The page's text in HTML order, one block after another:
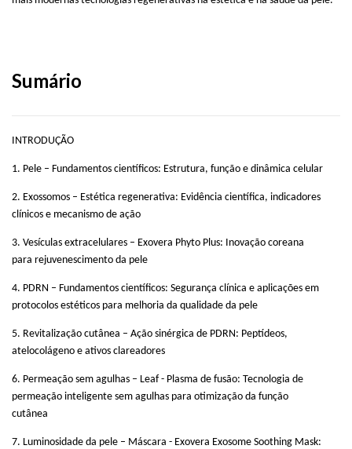
Sumário
INTRODUÇÃO
1. Pele – Fundamentos científicos: Estrutura, função e dinâmica celular
2. Exossomos – Estética regenerativa: Evidência científica, indicadores
clínicos e mecanismo de ação
3. Vesículas extracelulares – Exovera Phyto Plus: Inovação coreana
para rejuvenescimento da pele
4. PDRN – Fundamentos científicos: Segurança clínica e aplicações em
protocolos estéticos para melhoria da qualidade da pele
5. Revitalização cutânea – Ação sinérgica de PDRN: Peptídeos,
atelocolágeno e ativos clareadores
6. Permeação sem agulhas – Leaf - Plasma de fusão: Tecnologia de
permeação inteligente sem agulhas para otimização da função
cutânea
7. Luminosidade da pele – Máscara - Exovera Exosome Soothing Mask: